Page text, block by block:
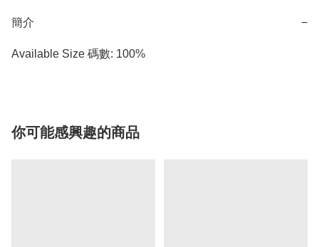
簡介 −
Available Size 碼數: 100%
你可能感興趣的商品